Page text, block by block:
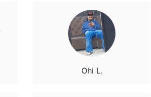
Ohi L.